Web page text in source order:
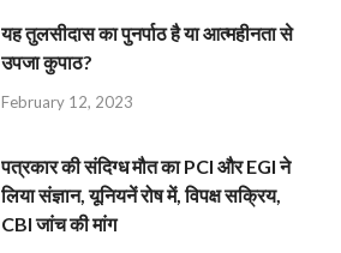
यह तुलसीदास का पुनर्पाठ है या आत्महीनता से
उपजा कुपाठ?
February 12, 2023
पत्रकार की संदिग्ध मौत का PCI और EGI ने
लिया संज्ञान, यूनियनें रोष में, विपक्ष सक्रिय,
CBI जांच की मांग